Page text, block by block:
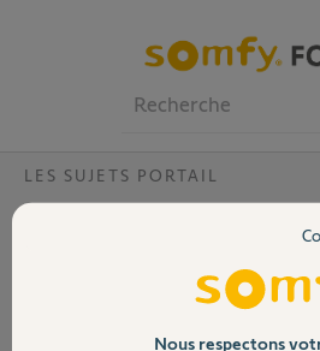
Volet
LES SUJETS PORTAIL
Platine de rue sonne
PLatine de rue somfy V100 sonne toute
ne sais pas si c'est la platine qui est
solutions une aide de votre part, ou
Nous respectons